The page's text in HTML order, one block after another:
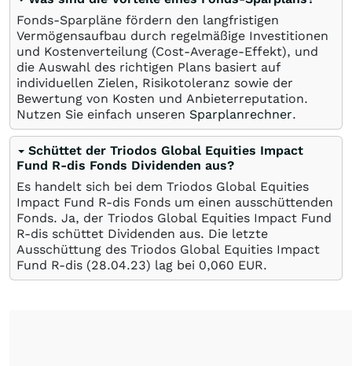
Fonds-Sparpläne fördern den langfristigen
Vermögensaufbau durch regelmäßige Investitionen
und Kostenverteilung (Cost-Average-Effekt), und
die Auswahl des richtigen Plans basiert auf
individuellen Zielen, Risikotoleranz sowie der
Bewertung von Kosten und Anbieterreputation.
Nutzen Sie einfach unseren Sparplanrechner.
Schüttet der Triodos Global Equities Impact
Fund R-dis Fonds Dividenden aus?
Es handelt sich bei dem Triodos Global Equities
Impact Fund R-dis Fonds um einen ausschüttenden
Fonds. Ja, der Triodos Global Equities Impact Fund
R-dis schüttet Dividenden aus. Die letzte
Ausschüttung des Triodos Global Equities Impact
Fund R-dis (28.04.23) lag bei 0,060 EUR.